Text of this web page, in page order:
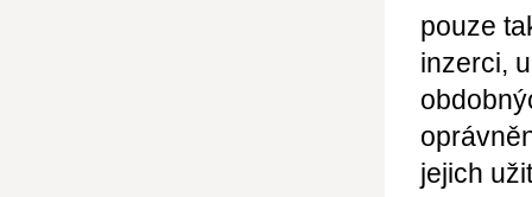
pouze
inzerci,
jejich